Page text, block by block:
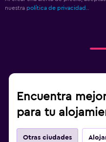
nuestra política de privacidad.
Encuentra
para tu
Otras ciudades